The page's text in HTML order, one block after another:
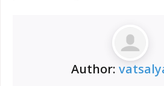
Author: